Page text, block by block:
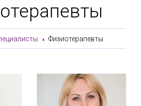
Физиотерапевты